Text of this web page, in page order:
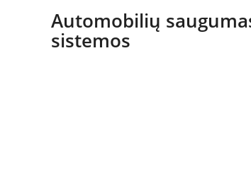
Automobilių
sistemos